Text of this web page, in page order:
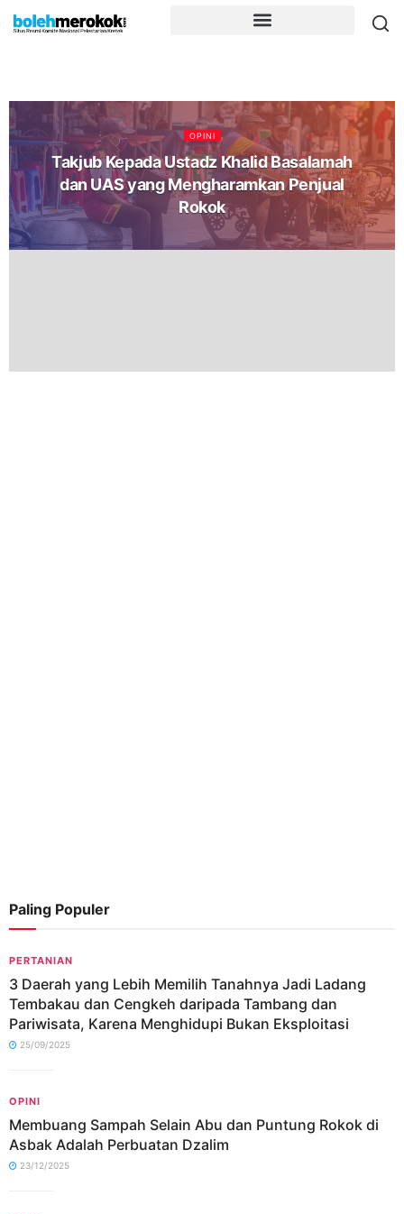
OPINI
Takjub Kepada Ustadz Khalid Basalamah
dan UAS yang Mengharamkan Penjual
Rokok
Paling Populer
PERTANIAN
3 Daerah yang Lebih Memilih Tanahnya Jadi Ladang
Tembakau dan Cengkeh daripada Tambang dan
Pariwisata, Karena Menghidupi Bukan Eksploitasi
25/09/2025
OPINI
Membuang Sampah Selain Abu dan Puntung Rokok di
Asbak Adalah Perbuatan Dzalim
23/12/2025